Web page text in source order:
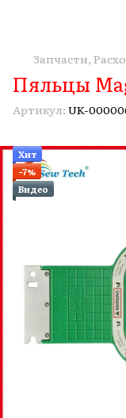
Запчасти,
Пяльцы
Артикул: UK-
Хит
−7%
Видео